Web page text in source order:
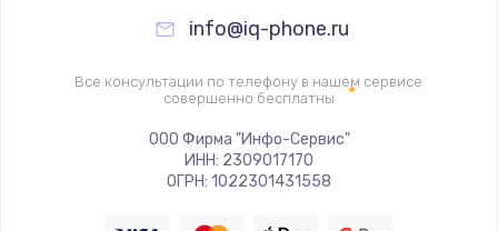
Ремонт микросхемы управления
1100 руб.
Заказать
Замена GPS модуля
880 руб.
info@iq-phone.ru
Все консультации по телефону в нашем сервисе
совершенно бесплатны
ООО Фирма "Инфо-Сервис"
ИНН: 2309017170
ОГРН: 1022301431558